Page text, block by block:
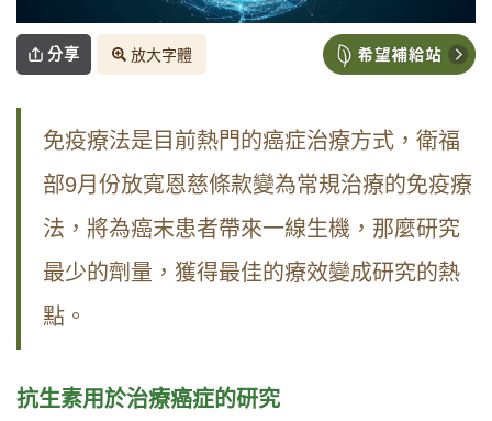
分享 放大字體
免疫療法是目前熱門的癌症治療方式，衛福
部9月份放寬恩慈條款變為常規治療的免疫療
法，將為癌末患者帶來一線生機，那麼研究
最少的劑量，獲得最佳的療效變成研究的熱
點。
抗生素用於治療癌症的研究